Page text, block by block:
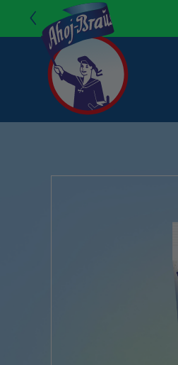
Direkt zum
Inhalt